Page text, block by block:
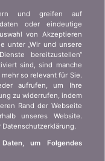
die Vergleiche?
Art.
der
Informationen
und greifen auf
oder eindeutige
von Akzeptieren
unter „Wir und unsere
bereitzustellen“
sind, sind manche
so relevant für Sie.
aufrufen, um Ihre
zu widerrufen, indem
Rand der Webseite
unseres Website.
um Folgendes